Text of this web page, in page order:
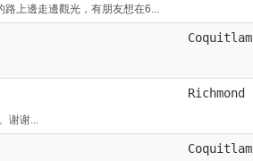
上邊走邊觀光，有朋友想在6...
Coquitlam
谢谢...
Richmond
Coquitlam